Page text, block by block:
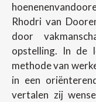
Rhodri van
door
opstelling. In de
methode van
in een
vertalen zij